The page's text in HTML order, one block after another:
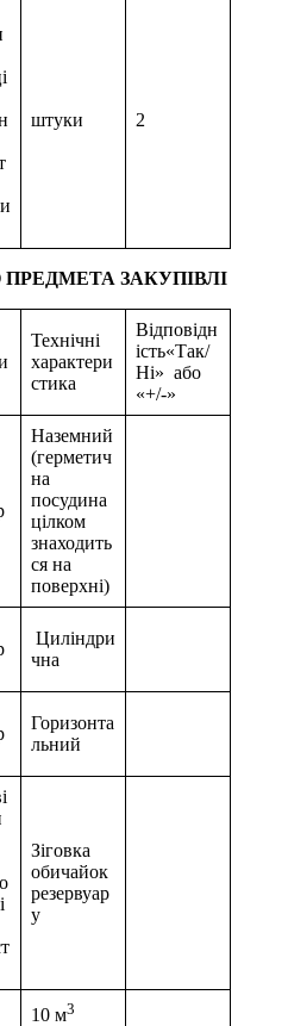
штуки 2
ПРЕДМЕТА ЗАКУПІВЛІ
Технічні
характери
стика
Відповідн
ість«Так/
Ні» або
«+/-»
Наземний
(герметич
на
посудина
цілком
знаходить
ся на
поверхні)
Циліндри
чна
Горизонта
льний
Зіговка
обичайок
резервуар
у
10 м3